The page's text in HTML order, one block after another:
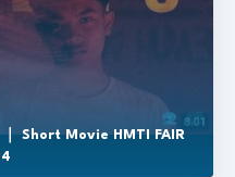
｜ Short Movie HMTI FAIR